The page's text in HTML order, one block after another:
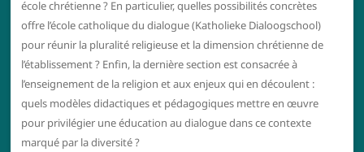
école chrétienne ? En particulier, quelles possibilités concrètes
offre l’école catholique du dialogue (Katholieke Dialoogschool)
pour réunir la pluralité religieuse et la dimension chrétienne de
l’établissement ? Enfin, la dernière section est consacrée à
l’enseignement de la religion et aux enjeux qui en découlent :
quels modèles didactiques et pédagogiques mettre en œuvre
pour privilégier une éducation au dialogue dans ce contexte
marqué par la diversité ?